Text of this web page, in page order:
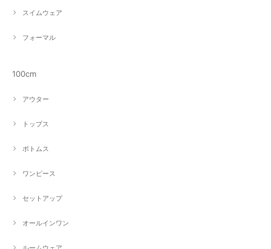
スイムウェア
フォーマル
100cm
アウター
トップス
ボトムス
ワンピース
セットアップ
オールインワン